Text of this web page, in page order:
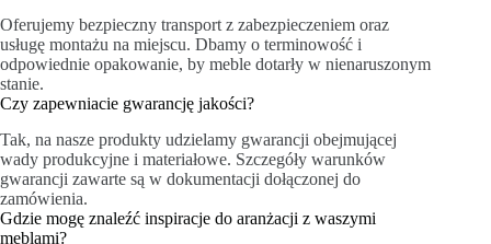
Oferujemy bezpieczny transport z zabezpieczeniem oraz
usługę montażu na miejscu. Dbamy o terminowość i
odpowiednie opakowanie, by meble dotarły w nienaruszonym
stanie.
Czy zapewniacie gwarancję jakości?
Tak, na nasze produkty udzielamy gwarancji obejmującej
wady produkcyjne i materiałowe. Szczegóły warunków
gwarancji zawarte są w dokumentacji dołączonej do
zamówienia.
Gdzie mogę znaleźć inspiracje do aranżacji z waszymi
meblami?